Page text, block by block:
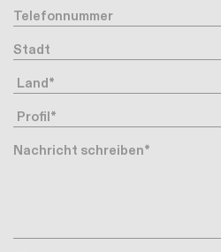
Telefonnummer
Stadt
Land
Profil
Nachricht